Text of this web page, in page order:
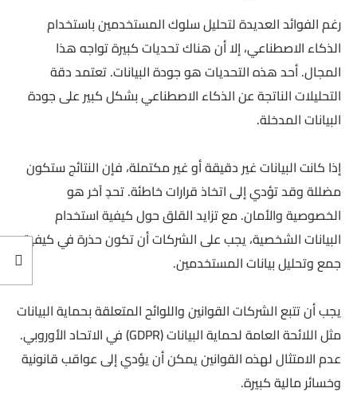
رغم الفوائد العديدة لتحليل سلوك المستخدمين باستخدام
الذكاء الاصطناعي، إلا أن هناك تحديات كبيرة تواجه هذا
المجال. أحد هذه التحديات هو جودة البيانات. تعتمد دقة
التحليلات الناتجة عن الذكاء الاصطناعي بشكل كبير على جودة
البيانات المدخلة.
إذا كانت البيانات غير دقيقة أو غير مكتملة، فإن النتائج ستكون
مضللة وقد تؤدي إلى اتخاذ قرارات خاطئة. تحدٍ آخر هو
الخصوصية والأمان. مع تزايد القلق حول كيفية استخدام
البيانات الشخصية، يجب على الشركات أن تكون حذرة في كيفية
جمع وتحليل بيانات المستخدمين.
يجب أن تتبع الشركات القوانين واللوائح المتعلقة بحماية البيانات
مثل اللائحة العامة لحماية البيانات (GDPR) في الاتحاد الأوروبي.
عدم الامتثال لهذه القوانين يمكن أن يؤدي إلى عواقب قانونية
وخسائر مالية كبيرة.